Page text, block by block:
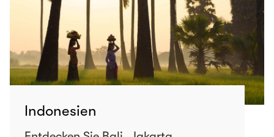
Indonesien